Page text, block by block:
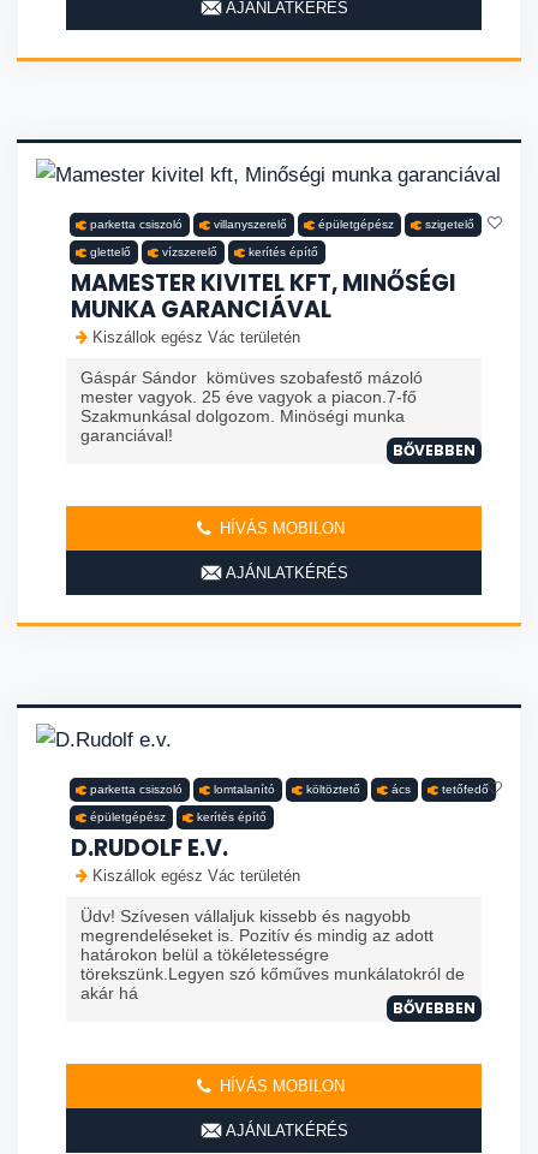
AJÁNLATKÉRÉS
parketta csiszoló villanyszerelő épületgépész szigetelő
glettelő vízszerelő kerítés építő
MAMESTER KIVITEL KFT, MINŐSÉGI
MUNKA GARANCIÁVAL
Kiszállok egész Vác területén
Gáspár Sándor kömüves szobafestő mázoló
mester vagyok. 25 éve vagyok a piacon.7-fő
Szakmunkásal dolgozom. Minöségi munka
garanciával!
BŐVEBBEN
HÍVÁS MOBILON
AJÁNLATKÉRÉS
parketta csiszoló lomtalanító költöztető ács tetőfedő
épületgépész kerítés építő
D.RUDOLF E.V.
Kiszállok egész Vác területén
Üdv! Szívesen vállaljuk kissebb és nagyobb
megrendeléseket is. Pozitív és mindig az adott
határokon belül a tökéletességre
törekszünk.Legyen szó kőműves munkálatokról de
akár há
BŐVEBBEN
HÍVÁS MOBILON
AJÁNLATKÉRÉS